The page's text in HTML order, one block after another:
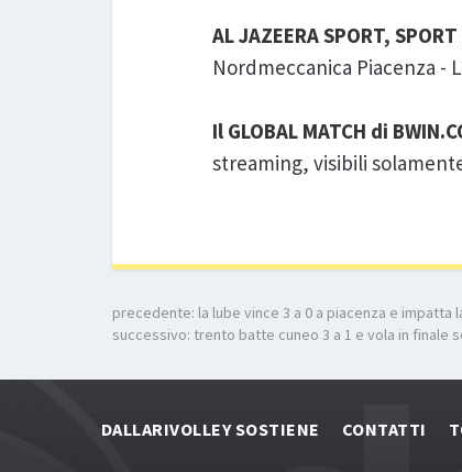
AL JAZEERA SPORT,
Nordmeccanica Piacenza -
Il GLOBAL MATCH di
streaming, visibili
precedente: la lube vince 3 a 0 a piacenza e
successivo: trento batte cuneo 3 a 1 e vola in finale
DALLARIVOLLEY SOSTIENE CONTATTI